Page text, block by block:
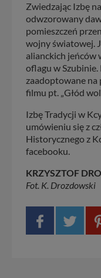
Zwiedzając Izbę
odwzorowany
pomieszczeń
wojny światowej.
alianckich jeńców
oflagu w
zaadoptowane na
filmu pt. „Głód
Izbę Tradycji w
umówieniu się z
Historycznego z
facebooku.
KRZYSZTOF
Fot. K. Drozdowski